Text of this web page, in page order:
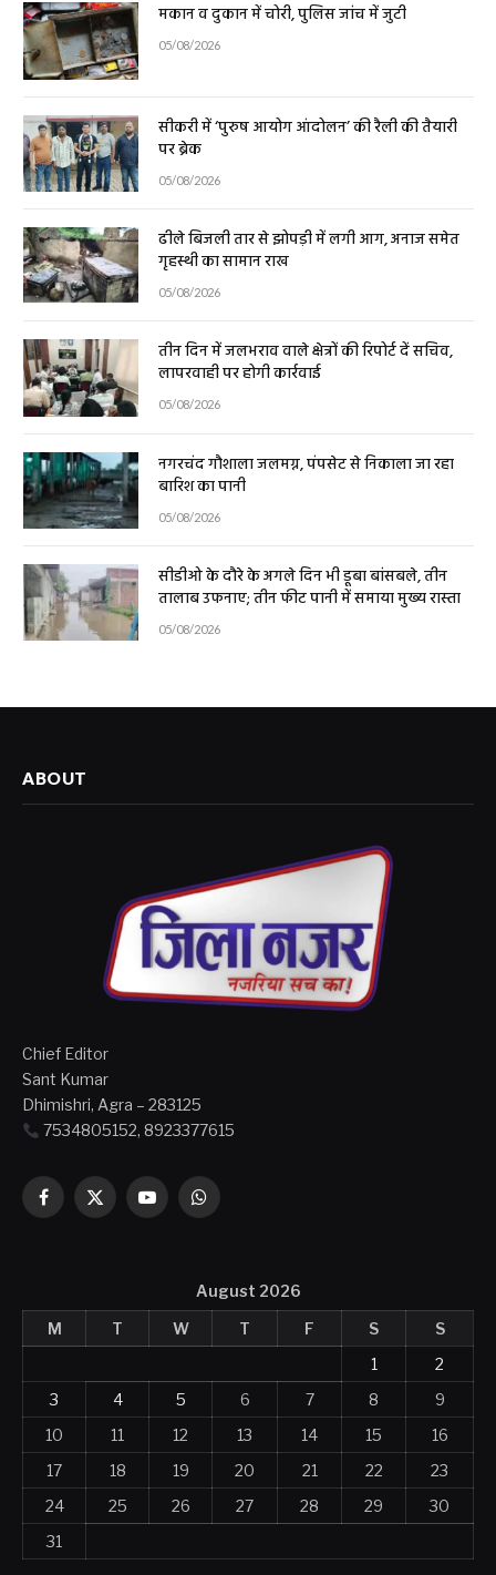
मकान व दुकान में चोरी, पुलिस जांच में जुटी
05/08/2026
सीकरी में ‘पुरुष आयोग आंदोलन’ की रैली की तैयारी
पर ब्रेक
05/08/2026
ढीले बिजली तार से झोपड़ी में लगी आग, अनाज समेत
गृहस्थी का सामान राख
05/08/2026
तीन दिन में जलभराव वाले क्षेत्रों की रिपोर्ट दें सचिव,
लापरवाही पर होगी कार्रवाई
05/08/2026
नगरचंद गौशाला जलमग्न, पंपसेट से निकाला जा रहा
बारिश का पानी
05/08/2026
सीडीओ के दौरे के अगले दिन भी डूबा बांसबले, तीन
तालाब उफनाए; तीन फीट पानी में समाया मुख्य रास्ता
05/08/2026
ABOUT
Chief Editor
Sant Kumar
Dhimishri, Agra – 283125
7534805152, 8923377615
Facebook
X
YouTubeWhatsApp
August 2026
M
T W T F S
S
1
2
3
4 5 6 7 8
9
10
11 12 13 14 15
16
17
18 19 20 21 22
23
24
25 26 27 28 29
30
31